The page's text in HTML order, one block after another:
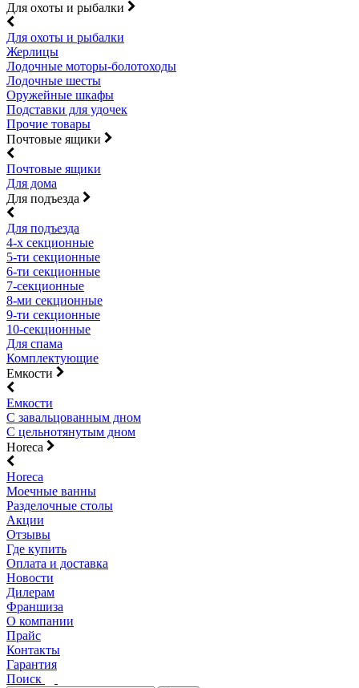
Для охоты и рыбалки
Для охоты и рыбалки
Жерлицы
Лодочные моторы-болотоходы
Лодочные шесты
Оружейные шкафы
Подставки для удочек
Прочие товары
Почтовые ящики
Почтовые ящики
Для дома
Для подъезда
Для подъезда
4-х секционные
5-ти секционные
6-ти секционные
7-секционные
8-ми секционные
9-ти секционные
10-секционные
Для спама
Комплектующие
Емкости
Емкости
С завальцованным дном
С цельнотянутым дном
Horeca
Horeca
Моечные ванны
Разделочные столы
Акции
Отзывы
Где купить
Оплата и доставка
Новости
Дилерам
Франшиза
О компании
Прайс
Контакты
Гарантия
Поиск